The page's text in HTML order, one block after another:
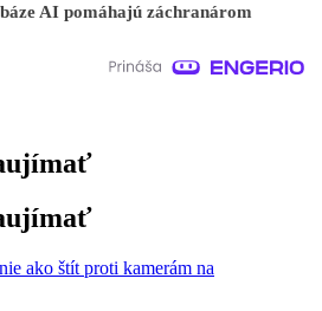
AI pomáhajú záchranárom